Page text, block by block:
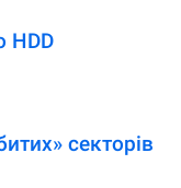
HDD
секторів